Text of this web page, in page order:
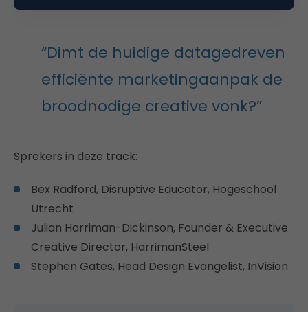
“Dimt de huidige datagedreven
efficiënte marketingaanpak de
broodnodige creative vonk?”
Sprekers in deze track:
Bex Radford, Disruptive Educator, Hogeschool
Utrecht
Julian Harriman-Dickinson, Founder & Executive
Creative Director, HarrimanSteel
Stephen Gates, Head Design Evangelist, InVision